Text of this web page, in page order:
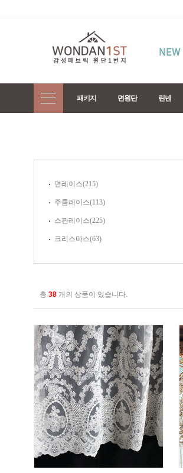
패키지 면원단 린넨
면레이스(215)
주름레이스(113)
스판레이스(225)
크리스마스(63)
총 38 개의 상품이 있습니다.